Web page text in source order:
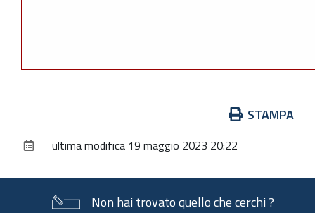
documento
STAMPA
ultima modifica 19 maggio 2023 20:22
Non hai trovato quello che cerchi ?